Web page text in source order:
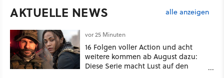
AKTUELLE NEWS alle anzeigen
vor 25 Minuten
16 Folgen voller Action und acht
weitere kommen ab August dazu:
Diese Serie macht Lust auf den